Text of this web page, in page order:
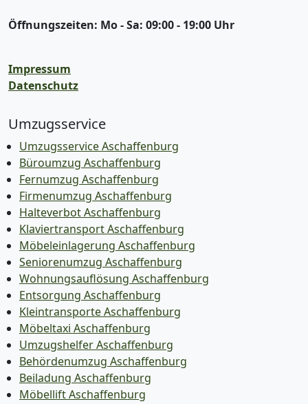
Öffnungszeiten: Mo - Sa: 09:00 - 19:00 Uhr
Impressum
Datenschutz
Umzugsservice
Umzugsservice Aschaffenburg
Büroumzug Aschaffenburg
Fernumzug Aschaffenburg
Firmenumzug Aschaffenburg
Halteverbot Aschaffenburg
Klaviertransport Aschaffenburg
Möbeleinlagerung Aschaffenburg
Seniorenumzug Aschaffenburg
Wohnungsauflösung Aschaffenburg
Entsorgung Aschaffenburg
Kleintransporte Aschaffenburg
Möbeltaxi Aschaffenburg
Umzugshelfer Aschaffenburg
Behördenumzug Aschaffenburg
Beiladung Aschaffenburg
Möbellift Aschaffenburg